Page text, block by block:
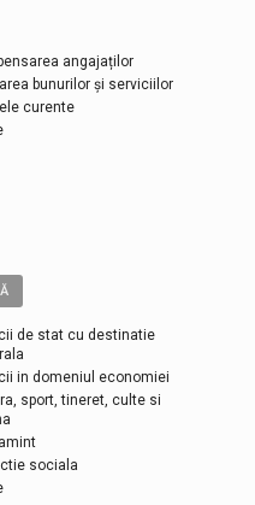
angajaților
bunurilor și serviciilor
curente
de stat cu destinatie
in domeniul economiei
sport, tineret, culte si
sociala